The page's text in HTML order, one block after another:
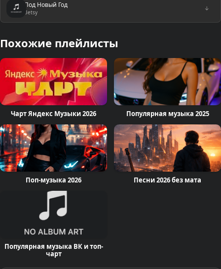
Под Новый Год
Betsy
↓
Похожие плейлисты
Чарт Яндекс Музыки 2026 Популярная музыка 2025
Поп-музыка 2026 Песни 2026 без мата
Популярная музыка ВК и топ-
чарт